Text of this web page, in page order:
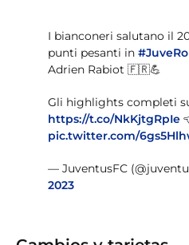
I bianconeri salutano il
punti pesanti in
Adrien Rabiot 🇫🇷💪
Gli highlights completi
https://t.co/NkKjtgRpIe
pic.twitter.com/
— JuventusFC
2023